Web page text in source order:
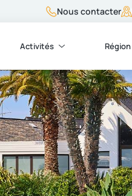
Nous contacter
Activités Région